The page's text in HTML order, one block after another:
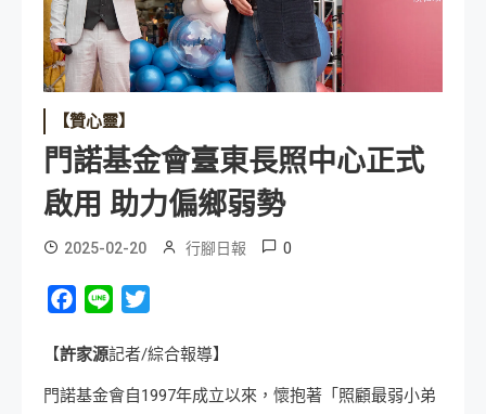
【贊心靈】
門諾基金會臺東長照中心正式
啟用 助力偏鄉弱勢
2025-02-20 行腳日報 0
Facebook
Line
【許家源記者/綜合報導】
門諾基金會自1997年成立以來，懷抱著「照顧最弱小弟